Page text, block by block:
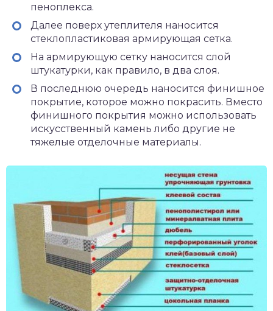
пеноплекса.
Далее поверх утеплителя наносится
стеклопластиковая армирующая сетка.
На армирующую сетку наносится слой
штукатурки, как правило, в два слоя.
В последнюю очередь наносится финишное
покрытие, которое можно покрасить. Вместо
финишного покрытия можно использовать
искусственный камень либо другие не
тяжелые отделочные материалы.